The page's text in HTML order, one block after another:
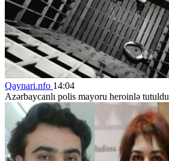
Qaynari.nfo 14:04
Azərbaycanlı polis mayoru heroinlə tutuldu